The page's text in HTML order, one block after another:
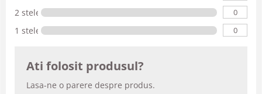
2 stele 0
1 stele 0
Ati folosit produsul?
Lasa-ne o parere despre produs.